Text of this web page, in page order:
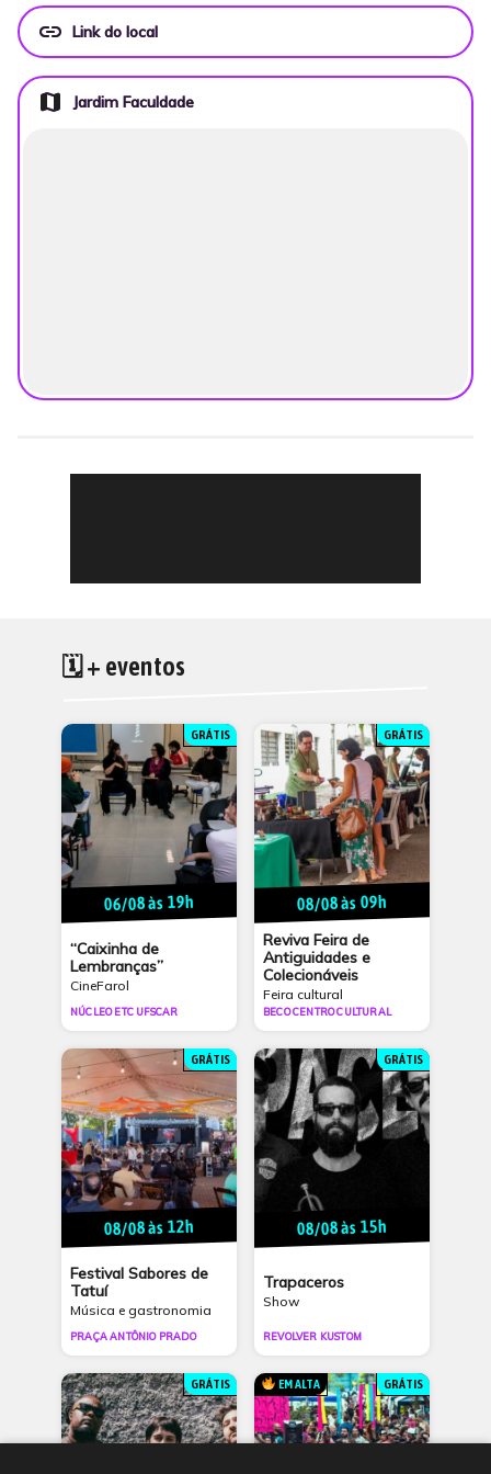
link Link do local
map Jardim Faculdade
🗓 + eventos
GRÁTIS
06/08 às 19h
“Caixinha de
Lembranças”
CineFarol
NÚCLEO ETC UFSCAR
GRÁTIS
08/08 às 09h
Reviva Feira de
Antiguidades e
Colecionáveis
Feira cultural
BECO CENTRO CULTURAL
GRÁTIS
08/08 às 12h
Festival Sabores de
Tatuí
Música e gastronomia
PRAÇA ANTÔNIO PRADO
GRÁTIS
08/08 às 15h
Trapaceros
Show
REVOLVER KUSTOM
GRÁTIS EM ALTA GRÁTIS